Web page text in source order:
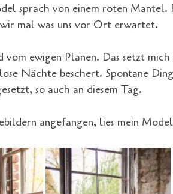
sprach von einem roten
mal was uns vor Ort erwartet.
vom ewigen Planen. Das setzt
Nächte beschert. Spontane
so auch an diesem Tag.
angefangen, lies mein